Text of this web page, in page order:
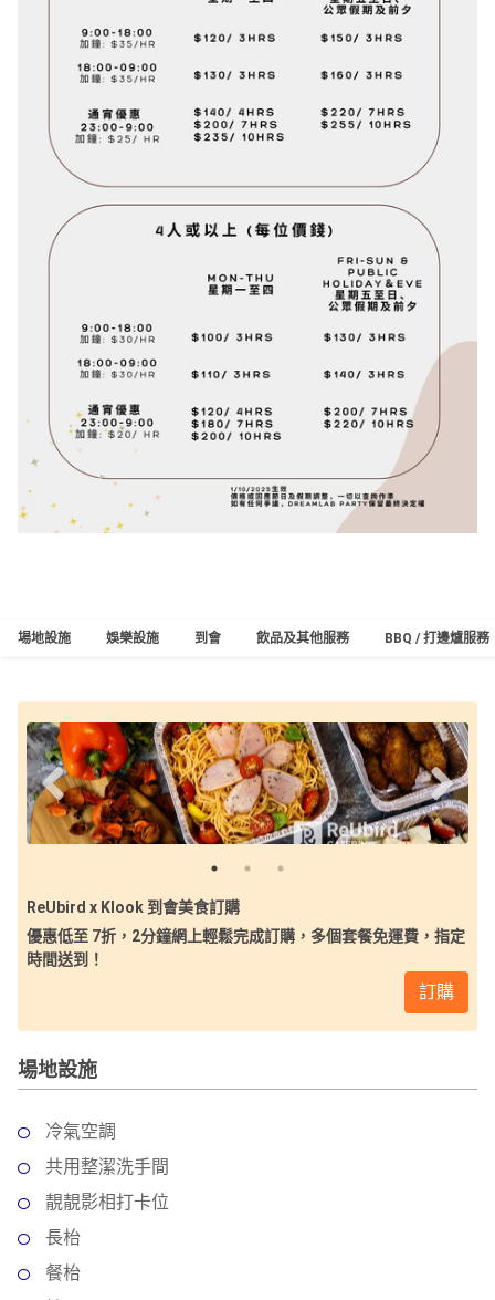
場地設施 娛樂設施 到會 飲品及其他服務 BBQ / 打邊爐服務
ReUbird x Klook 到會美食訂購
優惠低至 7折，2分鐘網上輕鬆完成訂購，多個套餐免運費，指定
時間送到！
訂購
場地設施
冷氣空調
共用整潔洗手間
靚靚影相打卡位
長枱
餐枱